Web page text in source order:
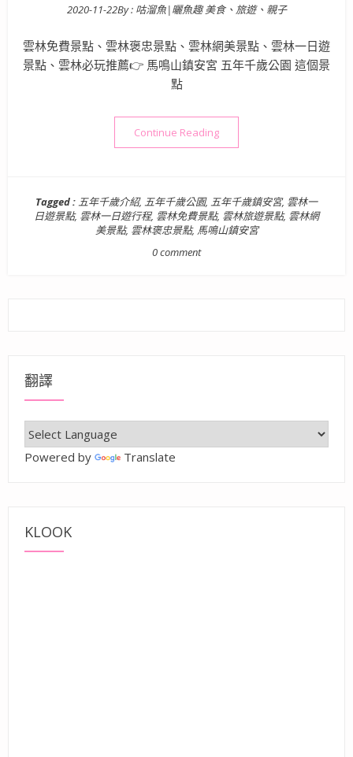
Posted on
2020-11-22By : 咕溜魚|曬魚趣 美食、旅遊、親子
雲林免費景點、雲林褒忠景點、雲林網美景點、雲林一日遊
景點、雲林必玩推薦👉 馬鳴山鎮安宮 五年千歲公園 這個景
點
Continue Reading“雲林旅遊景點》五年千歲公
Tagged : 五年千歲介紹, 五年千歲公園, 五年千歲鎮安宮, 雲林一
日遊景點, 雲林一日遊行程, 雲林免費景點, 雲林旅遊景點, 雲林網
美景點, 雲林褒忠景點, 馬鳴山鎮安宮
0 comment
翻譯
Powered by Translate
KLOOK